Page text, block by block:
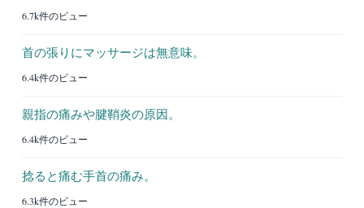
6.7k件のビュー
首の張りにマッサージは無意味。
6.4k件のビュー
親指の痛みや腱鞘炎の原因。
6.4k件のビュー
捻ると痛む手首の痛み。
6.3k件のビュー